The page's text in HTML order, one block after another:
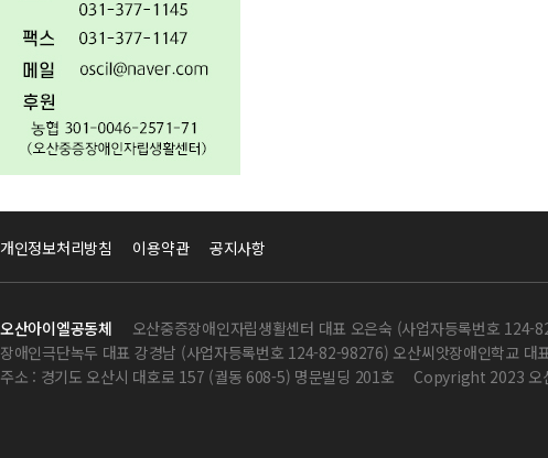
개인정보처리방침 이용약관 공지사항
오산아이엘공동체
오산중증장애인자립생활센터 대표 오은숙 (사업자등록번호
장애인극단녹두 대표 강경남 (사업자등록번호 124-82-98276) 오산씨앗장애인학교
주소 : 경기도 오산시 대호로 157 (궐동 608-5) 명문빌딩 201호
Copyright 2023 오